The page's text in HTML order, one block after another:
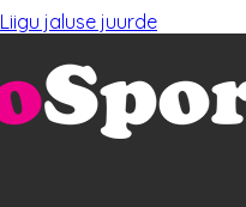
Liigu jaluse juurde